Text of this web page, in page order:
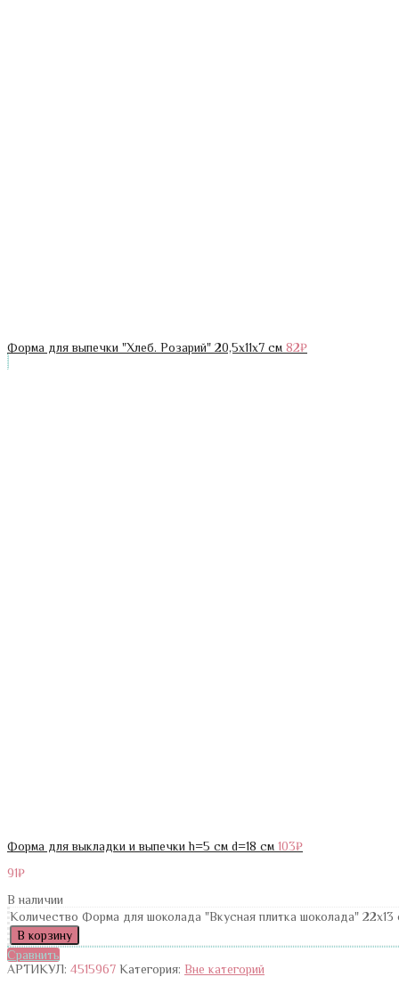
Форма для выпечки "Хлеб. Розарий" 20,5х11х7 см 82₽
Форма для выкладки и выпечки h=5 см d=18 см 103₽
91₽
В наличии
Количество Форма для шоколада "Вкусная плитка шоколада" 22x13
В корзину
Сравнить
АРТИКУЛ: 4515967 Категория: Вне категорий